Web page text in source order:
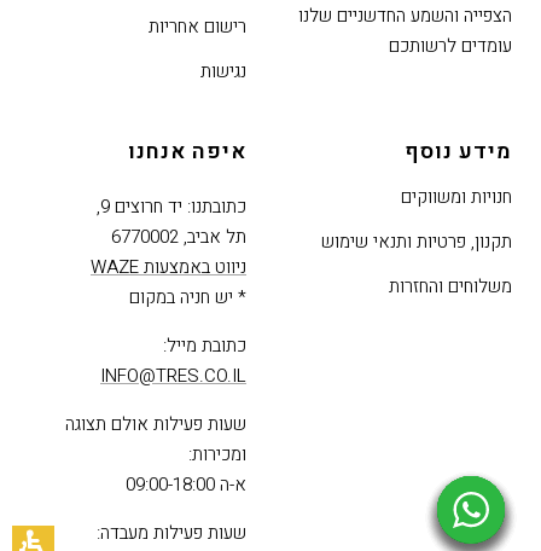
הצפייה והשמע החדשניים שלנו
עומדים לרשותכם
רישום אחריות
נגישות
מידע נוסף
חנויות ומשווקים
תקנון, פרטיות ותנאי שימוש
משלוחים והחזרות
איפה אנחנו
כתובתנו: יד חרוצים 9,
תל אביב, 6770002
ניווט באמצעות WAZE
* יש חניה במקום
כתובת מייל:
INFO@TRES.CO.IL
שעות פעילות אולם תצוגה
ומכירות:
א-ה 09:00-18:00
שעות פעילות מעבדה: